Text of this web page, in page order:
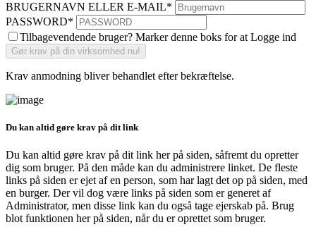
BRUGERNAVN ELLER E-MAIL*
PASSWORD*
Tilbagevendende bruger? Marker denne boks for at Logge ind
Krav anmodning bliver behandlet efter bekræftelse.
Du kan altid gøre krav på dit link
Du kan altid gøre krav på dit link her på siden, såfremt du opretter
dig som bruger. På den måde kan du administrere linket. De fleste
links på siden er ejet af en person, som har lagt det op på siden, med
en burger. Der vil dog være links på siden som er generet af
Administrator, men disse link kan du også tage ejerskab på. Brug
blot funktionen her på siden, når du er oprettet som bruger.